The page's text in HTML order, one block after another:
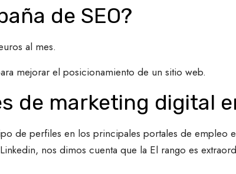
de SEO?
al mes.
mejorar el posicionamiento de un sitio web.
de marketing digital
de perfiles en los principales portales de empleo
nos dimos cuenta que la El rango es